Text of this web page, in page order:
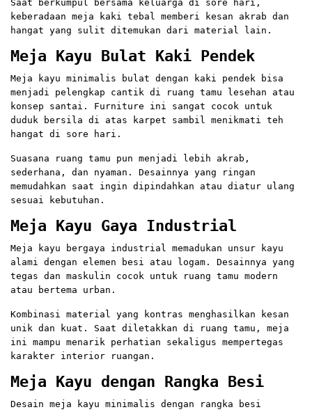
Saat berkumpul bersama keluarga di sore hari,
keberadaan meja kaki tebal memberi kesan akrab dan
hangat yang sulit ditemukan dari material lain.
Meja Kayu Bulat Kaki Pendek
Meja kayu minimalis bulat dengan kaki pendek bisa
menjadi pelengkap cantik di ruang tamu lesehan atau
konsep santai. Furniture ini sangat cocok untuk
duduk bersila di atas karpet sambil menikmati teh
hangat di sore hari.
Suasana ruang tamu pun menjadi lebih akrab,
sederhana, dan nyaman. Desainnya yang ringan
memudahkan saat ingin dipindahkan atau diatur ulang
sesuai kebutuhan.
Meja Kayu Gaya Industrial
Meja kayu bergaya industrial memadukan unsur kayu
alami dengan elemen besi atau logam. Desainnya yang
tegas dan maskulin cocok untuk ruang tamu modern
atau bertema urban.
Kombinasi material yang kontras menghasilkan kesan
unik dan kuat. Saat diletakkan di ruang tamu, meja
ini mampu menarik perhatian sekaligus mempertegas
karakter interior ruangan.
Meja Kayu dengan Rangka Besi
Desain meja kayu minimalis dengan rangka besi